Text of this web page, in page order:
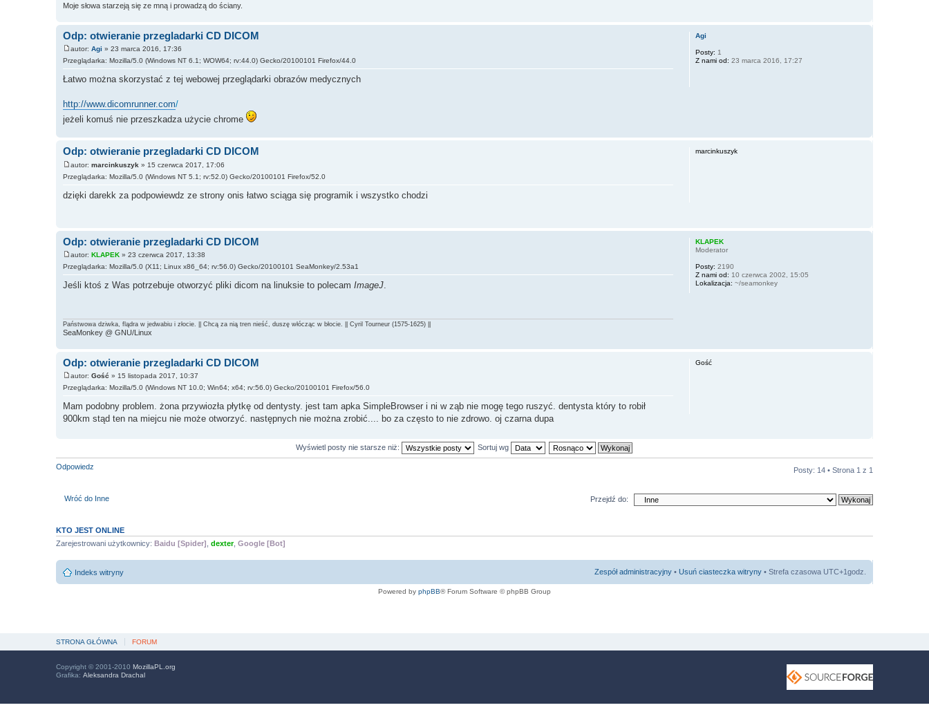
Moje słowa starzeją się ze mną i prowadzą do ściany.
Odp: otwieranie przegladarki CD DICOM
autor: Agi » 23 marca 2016, 17:36
Przeglądarka: Mozilla/5.0 (Windows NT 6.1; WOW64; rv:44.0) Gecko/20100101 Firefox/44.0
Łatwo można skorzystać z tej webowej przeglądarki obrazów medycznych
http://www.dicomrunner.com/
jeżeli komuś nie przeszkadza użycie chrome
Agi
Posty: 1
Z nami od: 23 marca 2016, 17:27
Odp: otwieranie przegladarki CD DICOM
autor: marcinkuszyk » 15 czerwca 2017, 17:06
Przeglądarka: Mozilla/5.0 (Windows NT 5.1; rv:52.0) Gecko/20100101 Firefox/52.0
dzięki darekk za podpowiewdz ze strony onis łatwo sciąga się programik i wszystko chodzi
marcinkuszyk
Odp: otwieranie przegladarki CD DICOM
autor: KLAPEK» 23 czerwca 2017, 13:38
Przeglądarka: Mozilla/5.0 (X11; Linux x86_64; rv:56.0) Gecko/20100101 SeaMonkey/2.53a1
Jeśli ktoś z Was potrzebuje otworzyć pliki dicom na linuksie to polecam ImageJ.
Państwowa dziwka, flądra w jedwabiu i złocie. || Chcą za nią tren nieść, duszę włócząc w błocie. || Cyril Tourneur (1575-1625) ||
SeaMonkey @ GNU/Linux
KLAPEK
Moderator
Posty: 2190
Z nami od: 10 czerwca 2002, 15:05
Lokalizacja: ~/seamonkey
Odp: otwieranie przegladarki CD DICOM
autor: Gość » 15 listopada 2017, 10:37
Przeglądarka: Mozilla/5.0 (Windows NT 10.0; Win64; x64; rv:56.0) Gecko/20100101 Firefox/56.0
Mam podobny problem. żona przywiozła płytkę od dentysty. jest tam apka SimpleBrowser i ni w ząb nie mogę tego ruszyć. dentysta który to robił
900km stąd ten na miejcu nie może otworzyć. następnych nie można zrobić.... bo za często to nie zdrowo. oj czarna dupa
Gość
Wyświetl posty nie starsze niż: Sortuj wg
Odpowiedz Posty: 14 • Strona 1 z 1
Wróć do Inne Przejdź do:
KTO JEST ONLINE
Zarejestrowani użytkownicy: Baidu [Spider] dexter, Google [Bot]
Indeks witryny Zespół administracyjny •Usuń ciasteczka witryny • Strefa czasowa UTC+1godz.
Powered by phpBB® Forum Software © phpBB Group
STRONA GŁÓWNA FORUM
Copyright © 2001-2010 MozillaPL.org
Grafika: Aleksandra Drachal